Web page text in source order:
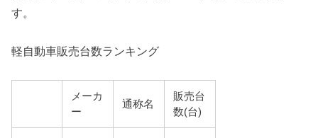
す。
軽自動車販売台数ランキング
メーカ
ー
通称名
販売台
数(台)